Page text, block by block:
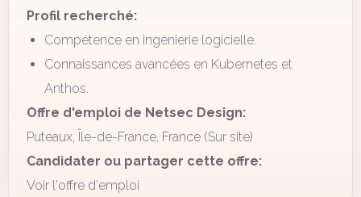
Profil recherché:
Compétence en ingénierie logicielle.
Connaissances avancées en Kubernetes et
Anthos.
Offre d'emploi de Netsec Design:
Puteaux, Île-de-France, France (Sur site)
Candidater ou partager cette offre:
Voir l'offre d'emploi